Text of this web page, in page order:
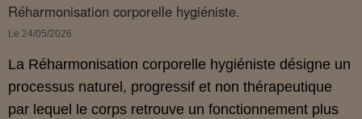
Réharmonisation corporelle hygiéniste.
Le 24/05/2026
La Réharmonisation corporelle hygiéniste désigne un
processus naturel, progressif et non thérapeutique
par lequel le corps retrouve un fonctionnement plus